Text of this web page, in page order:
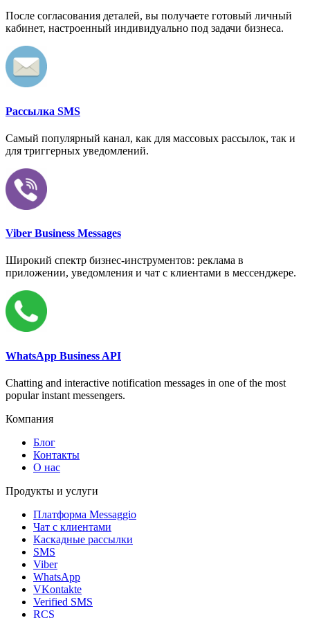
После согласования деталей, вы получаете готовый личный
кабинет, настроенный индивидуально под задачи бизнеса.
Рассылка SMS
Самый популярный канал, как для массовых рассылок, так и
для триггерных уведомлений.
Viber Business Messages
Широкий спектр бизнес-инструментов: реклама в
приложении, уведомления и чат с клиентами в мессенджере.
WhatsApp Business API
Chatting and interactive notification messages in one of the most
popular instant messengers.
Компания
Блог
Контакты
О нас
Продукты и услуги
Платформа Messaggio
Чат с клиентами
Каскадные рассылки
SMS
Viber
WhatsApp
VKontakte
Verified SMS
RCS